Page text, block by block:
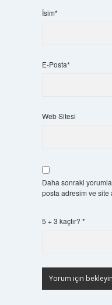
İsim*
E-Posta*
Web Sitesi
Daha sonraki
posta adresim ve site
5 + 3 kaçtır? *